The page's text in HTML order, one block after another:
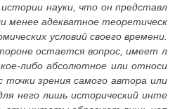
науки, что он представл
менее адекватное теоретическ
условий своего времени.
остается вопрос, имеет л
либо абсолютное или относи
точки зрения самого автора или
него лишь исторический инте